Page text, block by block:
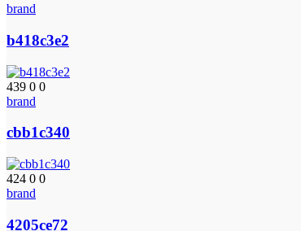
brand
b418c3e2
439 0 0
brand
cbb1c340
424 0 0
brand
4205ce72